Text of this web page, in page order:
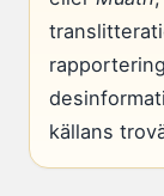
källans